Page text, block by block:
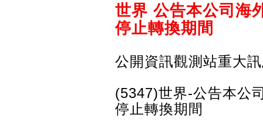
世界 公告本公司海
停止轉換期間
公開資訊觀測站重大
(5347)世界-公告本公
停止轉換期間